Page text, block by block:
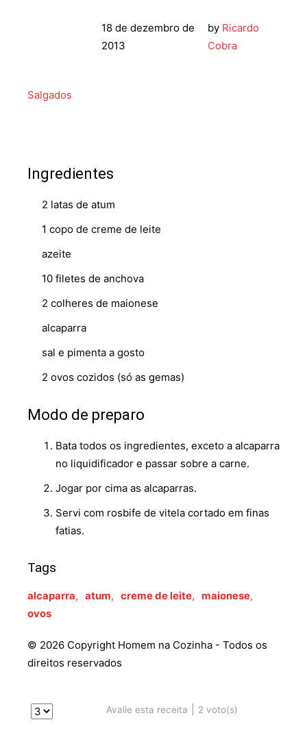
18 de dezembro de
2013
by Ricardo
Cobra
Salgados
Ingredientes
2 latas de atum
1 copo de creme de leite
azeite
10 filetes de anchova
2 colheres de maionese
alcaparra
sal e pimenta a gosto
2 ovos cozidos (só as gemas)
Modo de preparo
Bata todos os ingredientes, exceto a alcaparra
no liquidificador e passar sobre a carne.
Jogar por cima as alcaparras.
Servi com rosbife de vitela cortado em finas
fatias.
Tags
alcaparra, atum, creme de leite, maionese,
ovos
© 2026 Copyright Homem na Cozinha - Todos os
direitos reservados
Avalie esta receita 2 voto(s)